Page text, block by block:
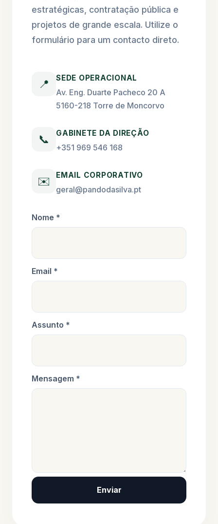
estratégicas, contratação pública e
projetos de grande escala. Utilize o
formulário para um contacto direto.
📍 SEDE OPERACIONAL
Av. Eng. Duarte Pacheco 20 A
5160-218 Torre de Moncorvo
📞 GABINETE DA DIREÇÃO
+351 969 546 168
✉️ EMAIL CORPORATIVO
geral@pandodasilva.pt
Nome *
Email *
Assunto *
Mensagem *
Enviar